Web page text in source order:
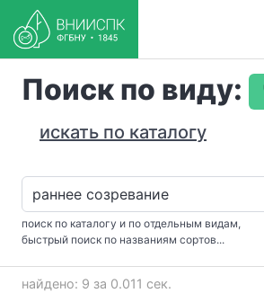
Поиск по виду:
искать по каталогу
поиск по каталогу и по отдельным видам,
быстрый поиск по названиям сортов...
найдено: 9 за 0.011 сек.